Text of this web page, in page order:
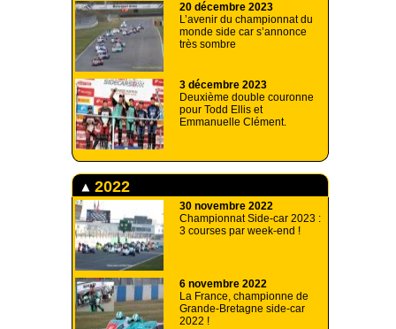
20 décembre 2023
L’avenir du championnat du
monde side car s’annonce
très sombre
3 décembre 2023
Deuxième double couronne
pour Todd Ellis et
Emmanuelle Clément.
2022
30 novembre 2022
Championnat Side-car 2023 :
3 courses par week-end !
6 novembre 2022
La France, championne de
Grande-Bretagne side-car
2022 !